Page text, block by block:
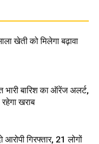
खेती को मिलेगा बढ़ावा
भारी बारिश का ऑरेंज अलर्ट,
खराब
आरोपी गिरफ्तार, 21 लोगों